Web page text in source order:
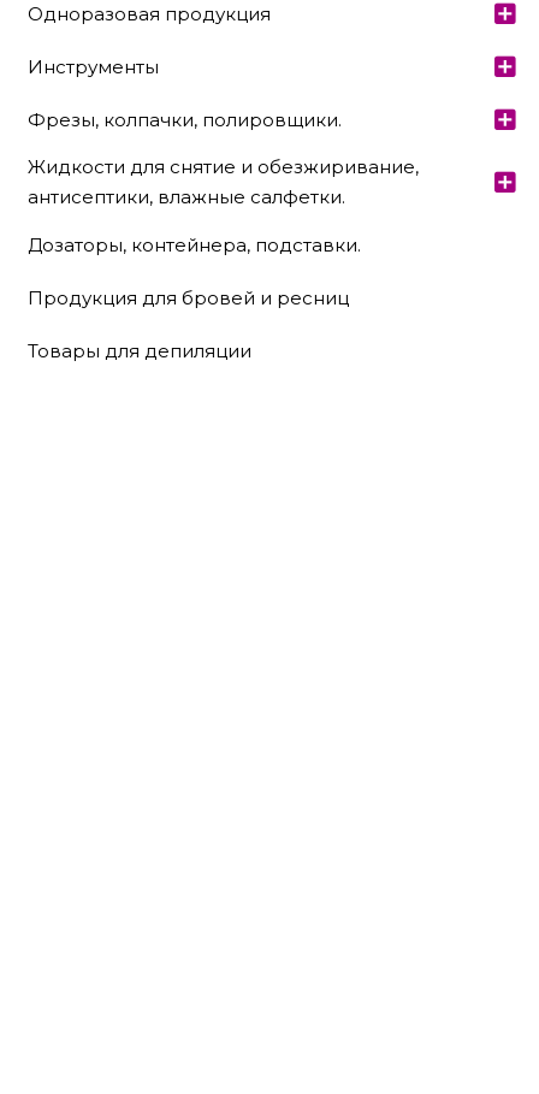
Одноразовая продукция
Инструменты
Фрезы, колпачки, полировщики.
Жидкости для снятие и обезжиривание,
антисептики, влажные салфетки.
Дозаторы, контейнера, подставки.
Продукция для бровей и ресниц
Товары для депиляции